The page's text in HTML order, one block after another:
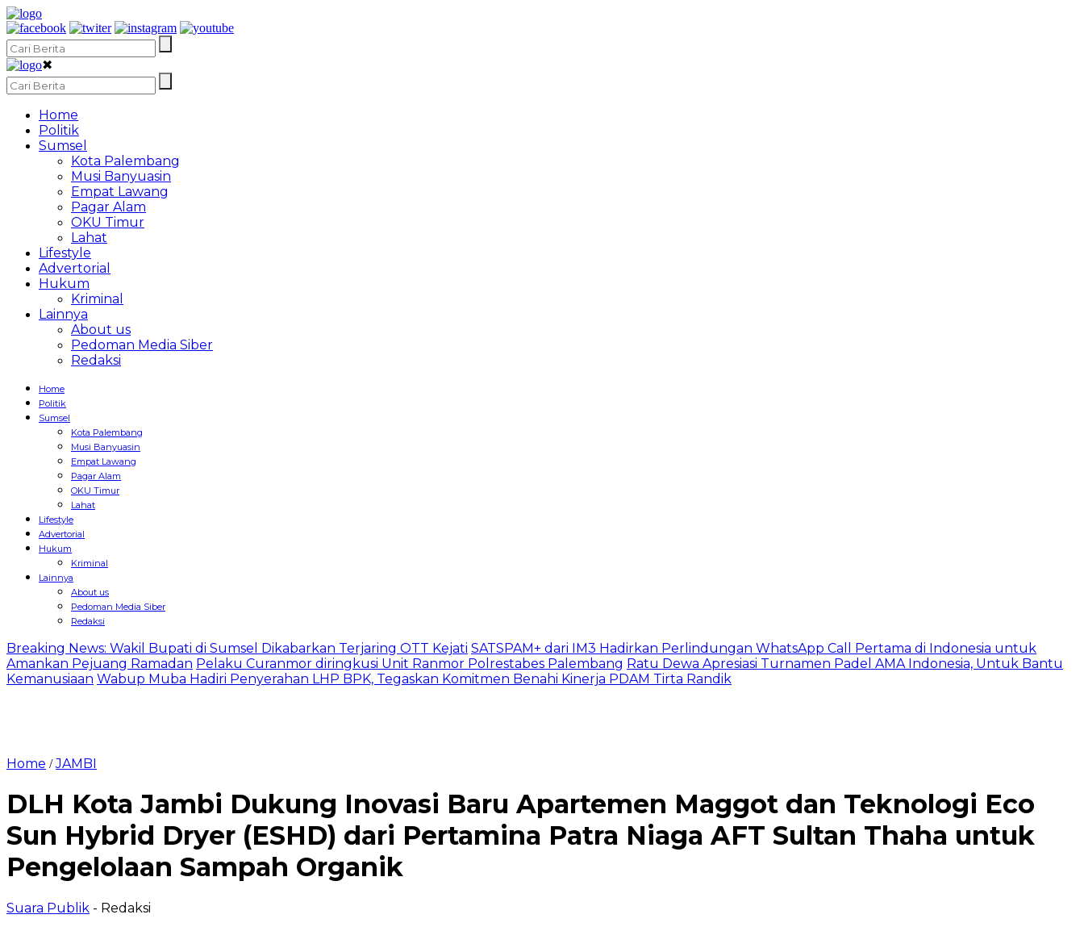
✖
Home
Politik
Sumsel
Kota Palembang
Musi Banyuasin
Empat Lawang
Pagar Alam
OKU Timur
Lahat
Lifestyle
Advertorial
Hukum
Kriminal
Lainnya
About us
Pedoman Media Siber
Redaksi
Home
Politik
Sumsel
Kota Palembang
Musi Banyuasin
Empat Lawang
Pagar Alam
OKU Timur
Lahat
Lifestyle
Advertorial
Hukum
Kriminal
Lainnya
About us
Pedoman Media Siber
Redaksi
Breaking News: Wakil Bupati di Sumsel Dikabarkan Terjaring OTT Kejati SATSPAM+ dari IM3 Hadirkan Perlindungan WhatsApp Call Pertama di Indonesia untuk
Amankan Pejuang Ramadan Pelaku Curanmor diringkusi Unit Ranmor Polrestabes Palembang Ratu Dewa Apresiasi Turnamen Padel AMA Indonesia, Untuk Bantu
Kemanusiaan Wabup Muba Hadiri Penyerahan LHP BPK, Tegaskan Komitmen Benahi Kinerja PDAM Tirta Randik
Home /JAMBI
DLH Kota Jambi Dukung Inovasi Baru Apartemen Maggot dan Teknologi Eco
Sun Hybrid Dryer (ESHD) dari Pertamina Patra Niaga AFT Sultan Thaha untuk
Pengelolaan Sampah Organik
Suara Publik - Redaksi